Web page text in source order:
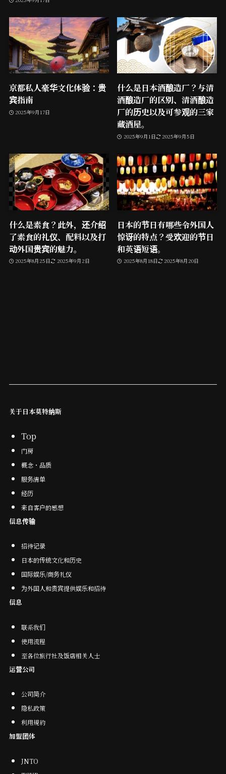
京都私人豪华文化体验：贵
宾指南
2025年9月17日
什么是日本酒酿造厂？与清
酒酿造厂的区别、清酒酿造
厂的历史以及可参观的三家
藏酒屋。
2025年9月1日 2025年9月5日
什么是素食？此外，还介绍
了素食的礼仪、配料以及打
动外国贵宾的魅力。
2025年8月25日 2025年9月2日
日本的节日有哪些令外国人
惊讶的特点？受欢迎的节日
和英语短语。
2025年8月18日 2025年8月20日
关于日本莫特纳斯
Top
门房
概念・品质
服务清单
经历
来自客户的感想
信息传输
招待记录
日本的传统文化和历史
国际娱乐/商务礼仪
为外国人和贵宾提供娱乐和招待
信息
联系我们
使用流程
至各位旅行社及饭店相关人士
运营公司
公司简介
隐私政策
利用規約
加盟团体
JNTO